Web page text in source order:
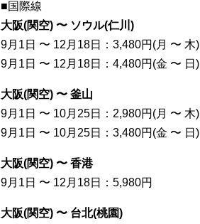
■国際線
大阪(関空) 〜 ソウル(仁川)
9月1日 〜 12月18日：3,480円(月 〜 木)
9月1日 〜 12月18日：4,480円(金 〜 日)
大阪(関空) 〜 釜山
9月1日 〜 10月25日：2,980円(月 〜 木)
9月1日 〜 10月25日：3,480円(金 〜 日)
大阪(関空) 〜 香港
9月1日 〜 12月18日：5,980円
大阪(関空) 〜 台北(桃園)